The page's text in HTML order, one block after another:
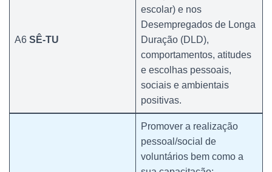
A6 SÊ-TU
escolar) e nos
Desempregados de Longa
Duração (DLD),
comportamentos, atitudes
e escolhas pessoais,
sociais e ambientais
positivas.
Promover a realização
pessoal/social de
voluntários bem como a